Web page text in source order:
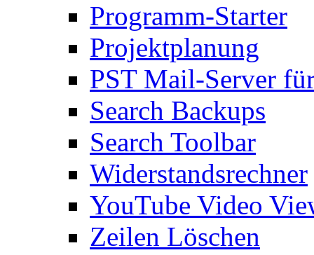
Programm-Starter
Projektplanung
PST Mail-Server
Search Backups
Search Toolbar
Widerstandsrechner
YouTube Video
Zeilen Löschen